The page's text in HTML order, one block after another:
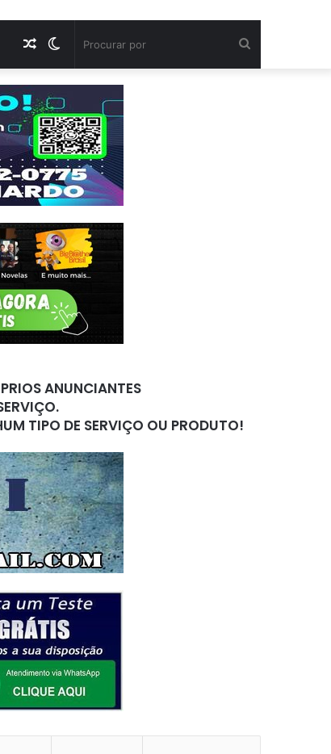
Switch
Artigo
aleatório
ANUNCIANTES
TIPO DE SERVIÇO OU PRODUTO!